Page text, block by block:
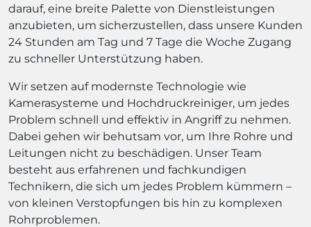
darauf, eine breite Palette von Dienstleistungen
anzubieten, um sicherzustellen, dass unsere Kunden
24 Stunden am Tag und 7 Tage die Woche Zugang
zu schneller Unterstützung haben.
Wir setzen auf modernste Technologie wie
Kamerasysteme und Hochdruckreiniger, um jedes
Problem schnell und effektiv in Angriff zu nehmen.
Dabei gehen wir behutsam vor, um Ihre Rohre und
Leitungen nicht zu beschädigen. Unser Team
besteht aus erfahrenen und fachkundigen
Technikern, die sich um jedes Problem kümmern –
von kleinen Verstopfungen bis hin zu komplexen
Rohrproblemen.